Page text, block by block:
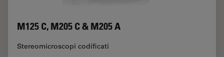
M125 C, M205 C & M205 A
Stereomicroscopi codificati